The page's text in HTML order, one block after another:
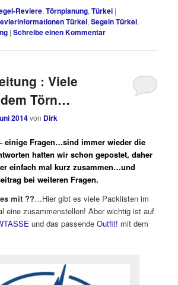
Reviere,Törnplanung,Türkei |
Türkei,Segeln Türkei,
|Schreibe einen Kommentar
: Viele
Törn…
2014von Dirk
einige Fragen…sind immer wieder die
hatten wir schon gepostet, daher
einfach mal kurz zusammen…und
bei weiteren Fragen.
mit ??…Hier gibt es viele Packlisten im
eine zusammenstellen! Aber wichtig ist auf
und das passendeOutfit! mit dem